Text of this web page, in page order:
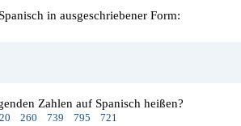
in ausgeschriebener Form:
Zahlen auf Spanisch heißen?
260 739 795 721